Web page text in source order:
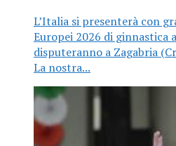
L’Italia si presenterà con
Europei 2026 di ginnastica
disputeranno a Zagabria
La nostra...